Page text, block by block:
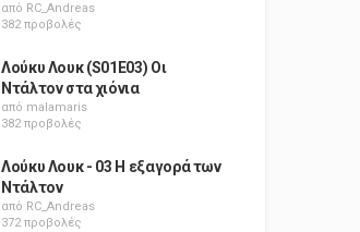
από RC_Andreas
382 προβολές
Λούκυ Λουκ (S01E03) Οι
Ντάλτον στα χιόνια
από malamaris
382 προβολές
Λούκυ Λουκ - 03 Η εξαγορά των
Ντάλτον
από RC_Andreas
372 προβολές